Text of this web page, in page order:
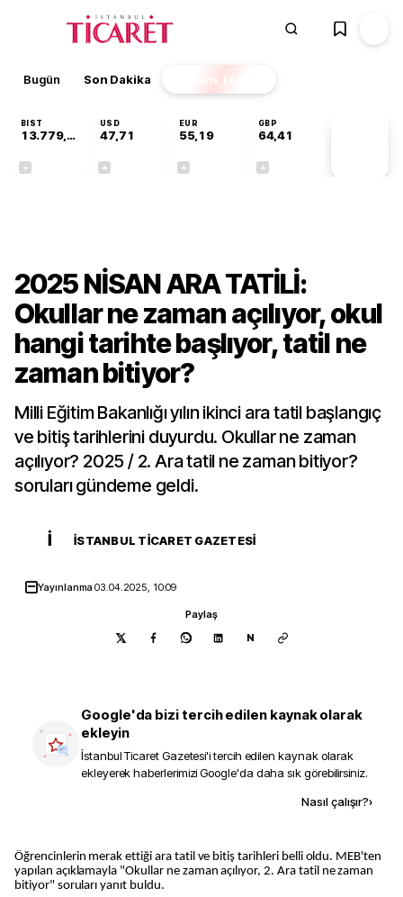
Bugün Son Dakika Finans EKSTRA
BIST
13.779,39
USD
47,71
EUR
55,19
GBP
64,41
2025 NİSAN ARA TATİLİ:
Okullar ne zaman açılıyor, okul
hangi tarihte başlıyor, tatil ne
zaman bitiyor?
Milli Eğitim Bakanlığı yılın ikinci ara tatil başlangıç
ve bitiş tarihlerini duyurdu. Okullar ne zaman
açılıyor? 2025 / 2. Ara tatil ne zaman bitiyor?
soruları gündeme geldi.
İ İSTANBUL TICARET GAZETESI
Yayınlanma03.04.2025, 10:09
Paylaş
N
Google'da bizi tercih edilen kaynak olarak
ekleyin
İstanbul Ticaret Gazetesi'i tercih edilen kaynak olarak
ekleyerek haberlerimizi Google'da daha sık görebilirsiniz.
Nasıl çalışır?›
Öğrencinlerin merak ettiği ara tatil ve bitiş tarihleri belli oldu. MEB'ten
yapılan açıklamayla "Okullar ne zaman açılıyor, 2. Ara tatil ne zaman
bitiyor" soruları yanıt buldu.